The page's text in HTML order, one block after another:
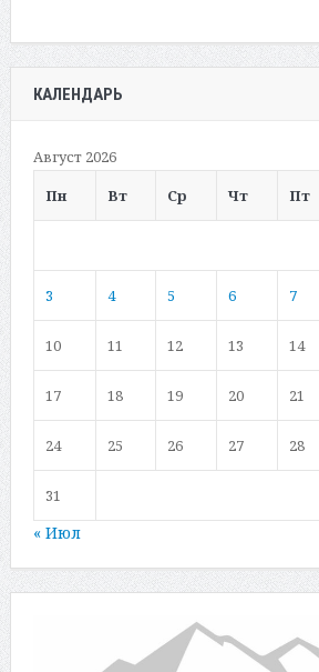
КАЛЕНДАРЬ
Август 2026
Пн
Вт Ср Чт Пт
3 4 5 6 7
10 11 12 13 14
17 18 19 20 21
24 25 26 27 28
31
« Июл